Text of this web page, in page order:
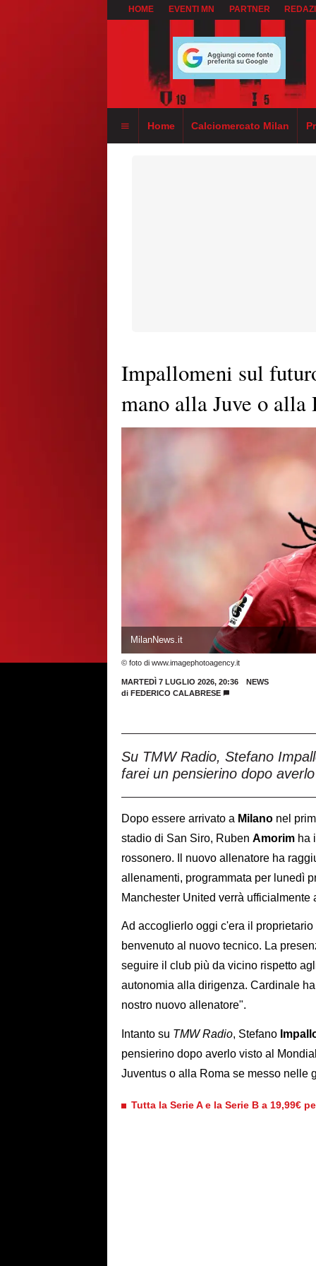
HOME EVENTI MN PARTNER
Home Calciomercato Milan
Impallomeni sul
mano alla Juve o alla
MilanNews.it
© foto di www.imagephotoagency.it
MARTEDÌ 7 LUGLIO 2026, 20:36
NEWS
di FEDERICO CALABRESE
Su TMW Radio, Stefano
farei un pensierino dopo
Dopo essere arrivato a Milano nel
stadio di San Siro, Ruben Amorim ha
rossonero. Il nuovo allenatore ha
allenamenti, programmata per lunedì
Manchester United verrà ufficialmente
Ad accoglierlo oggi c'era il
benvenuto al nuovo tecnico. La
seguire il club più da vicino rispetto
autonomia alla dirigenza. Cardinale
nostro nuovo allenatore".
Intanto su TMW Radio, Stefano
pensierino dopo averlo visto al
Juventus o alla Roma se messo nelle
Tutta la Serie A e la Serie B a 19,99€